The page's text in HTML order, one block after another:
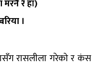
मरनै रे हाँ)
।
रासलीला गरेको र कंस